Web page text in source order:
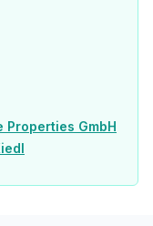
Properties GmbH